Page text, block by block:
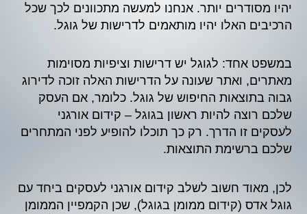
יהיו מסודרים יותר. אנחנו למעשה מתכוונים לכך שכל
הרכיבים האלו יהיו מותאמים לדרישות של גוגל.
במשפט אחד: לגוגל יש דרישות וציפיות מסוימות
מאתרים, ואתר שעונה על הדרישות האלה זוכה לדירוג
גבוה בתוצאות החיפוש של גוגל. כלומר, אם העסק
שלכם רוצה להיות ראשון בגוגל – קידום אורגני
לעסקים זו הדרך. רק כך תוכלו להופיע לפני המתחרים
שלכם ברשימת התוצאות.
לכן, מאוד חשוב לשלב קידום אורגני לעסקים ביחד עם
גוגל אדס (קידום ממומן בגוגל), שכן הקמפיין הממומן